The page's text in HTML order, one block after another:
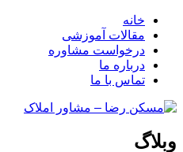
خانه
مقالات آموزشی
درخواست مشاوره
درباره ما
تماس با ما
وبلاگ